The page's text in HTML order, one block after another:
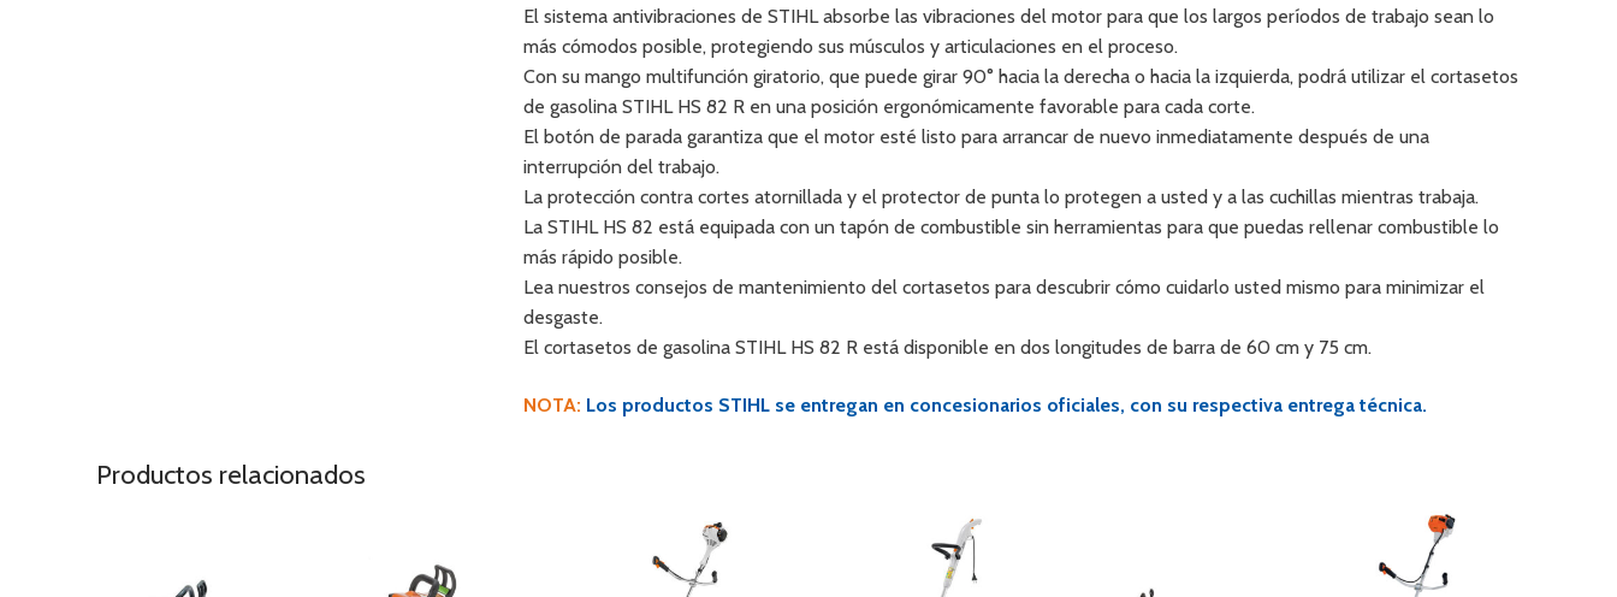
El sistema antivibraciones de STIHL absorbe las vibraciones del motor para que los largos períodos de trabajo sean lo
más cómodos posible, protegiendo sus músculos y articulaciones en el proceso.
Con su mango multifunción giratorio, que puede girar 90° hacia la derecha o hacia la izquierda, podrá utilizar el cortasetos
de gasolina STIHL HS 82 R en una posición ergonómicamente favorable para cada corte.
El botón de parada garantiza que el motor esté listo para arrancar de nuevo inmediatamente después de una
interrupción del trabajo.
La protección contra cortes atornillada y el protector de punta lo protegen a usted y a las cuchillas mientras trabaja.
La STIHL HS 82 está equipada con un tapón de combustible sin herramientas para que puedas rellenar combustible lo
más rápido posible.
Lea nuestros consejos de mantenimiento del cortasetos para descubrir cómo cuidarlo usted mismo para minimizar el
desgaste.
El cortasetos de gasolina STIHL HS 82 R está disponible en dos longitudes de barra de 60 cm y 75 cm.
NOTA: Los productos STIHL se entregan en concesionarios oficiales, con su respectiva entrega técnica.
Productos relacionados